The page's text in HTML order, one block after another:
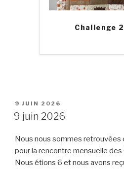
Challenge
PUBLIÉ
LE
9 JUIN 2026
9 juin 2026
Nous nous sommes retrouvées
pour la rencontre mensuelle
Nous étions 6 et nous avons